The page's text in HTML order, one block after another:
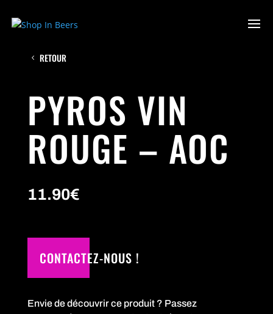
RETOUR
PYROS VIN
ROUGE – AOC
11.90€
CONTACTEZ-NOUS !
Envie de découvrir ce produit ? Passez